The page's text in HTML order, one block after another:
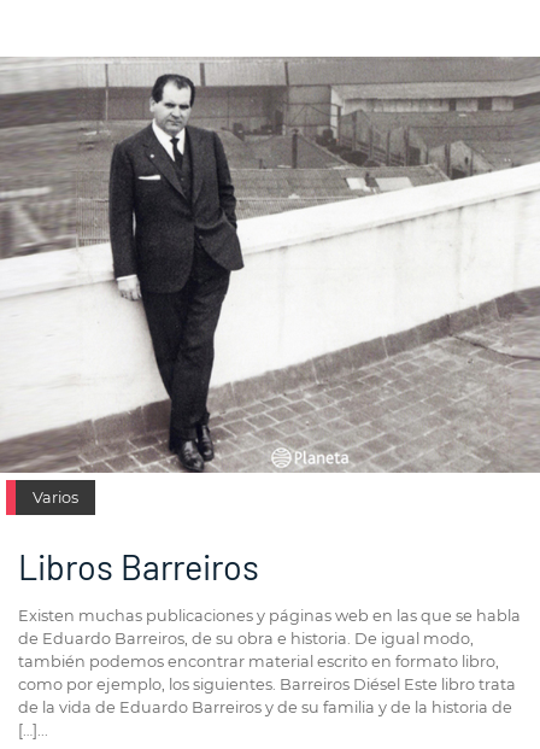
Varios
Libros Barreiros
Existen muchas publicaciones y páginas web en las que se habla
de Eduardo Barreiros, de su obra e historia. De igual modo,
también podemos encontrar material escrito en formato libro,
como por ejemplo, los siguientes. Barreiros Diésel Este libro trata
de la vida de Eduardo Barreiros y de su familia y de la historia de
[…]...